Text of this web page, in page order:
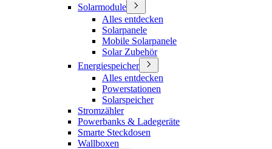
Solarmodule
Alles entdecken
Solarpanele
Mobile Solarpanele
Solar Zubehör
Energiespeicher
Alles entdecken
Powerstationen
Solarspeicher
Stromzähler
Powerbanks & Ladegeräte
Smarte Steckdosen
Wallboxen